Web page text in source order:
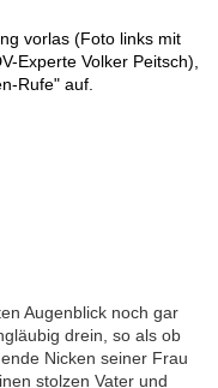
vorlas (Foto links mit
Experte Volker Peitsch),
Rufe" auf.
Augenblick noch gar
drein, so als ob
Nicken seiner Frau
stolzen Vater und